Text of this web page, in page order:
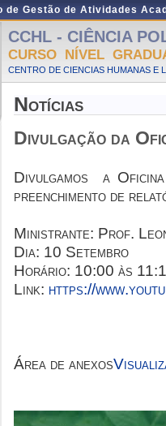
de Gestão de Atividades
CCHL - CIÊNCIA
CURSO NÍVEL
CENTRO DE CIENCIAS HUMANAS E
Notícias
Divulgação da
Divulgamos a
preenchimento de
Ministrante: Prof.
Dia: 10 Setembro
Horário: 10:00 às
Link: https://
Área de anexos